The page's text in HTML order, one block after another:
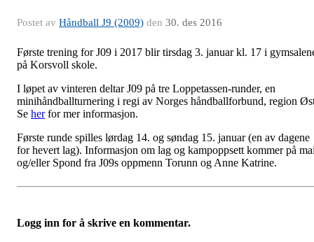
Postet av Håndball J9 (2009) den 30. des 2016
Første trening for J09 i 2017 blir tirsdag 3. januar kl. 17 i
på Korsvoll skole.
I løpet av vinteren deltar J09 på tre Loppetassen-runder, en
minihåndballturnering i regi av Norges håndballforbund, region
Se herfor mer informasjon.
Første runde spilles lørdag 14. og søndag 15. januar (en av dagene
for hevert lag). Informasjon om lag og kampoppsett kommer på
og/eller Spond fra J09s oppmenn Torunn og Anne Katrine.
Logg inn for å skrive en kommentar.